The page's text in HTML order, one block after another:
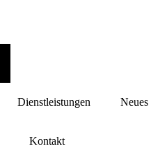
Dienstleistungen Neues
Kontakt